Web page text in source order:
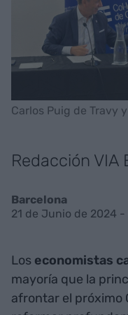
Carlos Puig de Travy
Redacción VIA
Barcelona
21 de Junio de 2024 -
Los economistas
mayoría que la
afrontar el próximo